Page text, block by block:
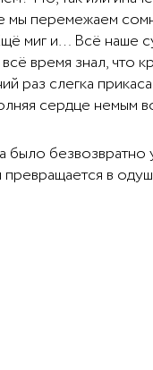
перемежаем
миг и… Всё наше
время знал, что
раз слегка
сердце немым
было
в